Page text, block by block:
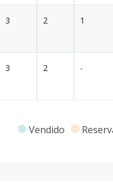
3 2 1
3 2 -
Vendido